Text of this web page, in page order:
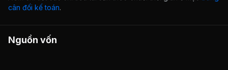
cân đối kế toán.
Nguồn vốn